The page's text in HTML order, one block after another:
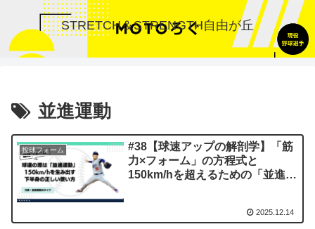
STRETCH＆STRENGTH自由が丘
並進運動
投球フォーム
#38【球速アップの解剖学】「筋
力×フォーム」の方程式と
150km/hを超えるための「並進運
2025.12.14